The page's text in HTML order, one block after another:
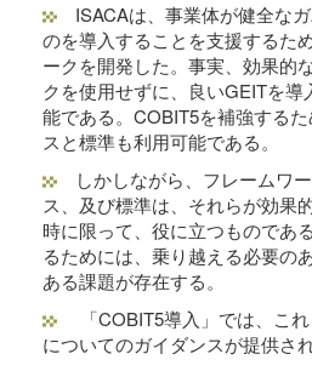
ISACAは、事業体が健全な
のを導入することを支援するた
ークを開発した。事実、効果的
クを使用せずに、良いGEITを
能である。COBIT5を補強する
スと標準も利用可能である。
しかしながら、フレームワ
ス、及び標準は、それらが効果
時に限って、役に立つものであ
るためには、乗り越える必要の
ある課題が存在する。
「COBIT5導入」では、こ
についてのガイダンスが提供され